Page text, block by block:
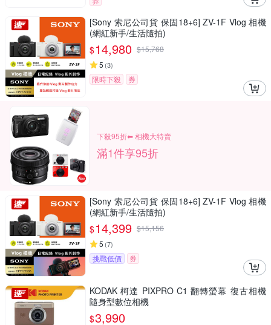
[Sony 索尼公司貨 保固18+6] ZV-1F Vlog 相機
(網紅新手/生活隨拍)
$14,980 $15,768
5 (3)
限時下殺 券
下殺95折⬅︎ 相機大特賣
滿1件享95折
[Sony 索尼公司貨 保固18+6] ZV-1F Vlog 相機
(網紅新手/生活隨拍)
$14,399 $15,156
5 (7)
挑戰低價 券
KODAK 柯達 PIXPRO C1 翻轉螢幕 復古相機
隨身型數位相機
$3,990